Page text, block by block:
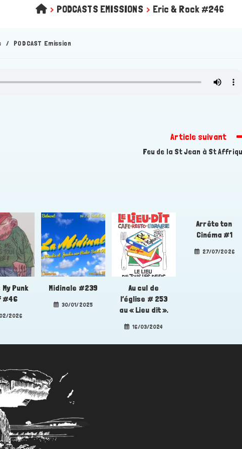
> PODCASTS EMISSIONS > Eric & Rock #246
/ PODCAST Emission
Article suivant
Feu de la St Jean à St
My Punk
#46
2026
Midinale #239
30/01/2025
Au cul de
l’église # 253
au « Lieu dit ».
16/03/2024
Arrête ton
Cinéma #1
27/07/2026